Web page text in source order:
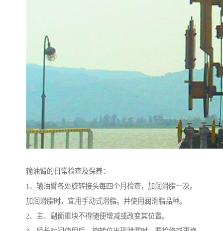
输油臂的日常检查及保养：
1、输油臂各处旋转接头每四个月检查，加润滑脂一次。
加润滑脂时，宜用手动式滑脂。并使用润滑脂品种。
2、主、副衡重块不得随便增减或改变其位置。